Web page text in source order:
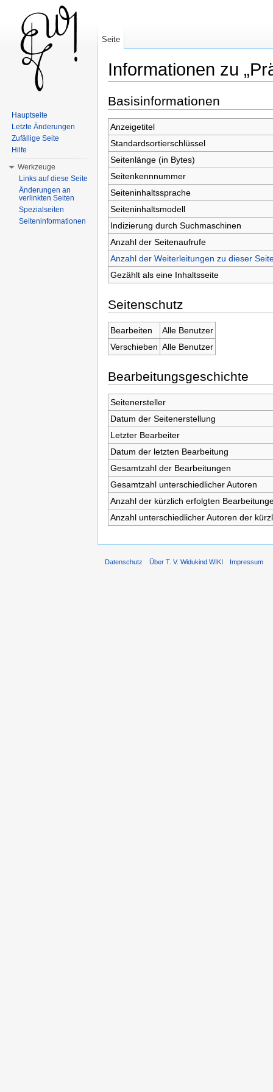
Informationen zu
Basisinformationen
Anzeigetitel
Standardsortierschlüssel
Seitenlänge (in Bytes)
Seitenkennnummer
Seiteninhaltssprache
Seiteninhaltsmodell
Indizierung durch Suchmaschinen
Anzahl der Seitenaufrufe
Anzahl der Weiterleitungen zu dieser
Gezählt als eine Inhaltsseite
Seitenschutz
Bearbeiten
Alle Benutzer
Verschieben Alle Benutzer
Bearbeitungsgeschichte
Seitenersteller
Datum der Seitenerstellung
Letzter Bearbeiter
Datum der letzten Bearbeitung
Gesamtzahl der Bearbeitungen
Gesamtzahl unterschiedlicher Autoren
Anzahl der kürzlich erfolgten
Anzahl unterschiedlicher Autoren der
Seite
Hauptseite
Letzte Änderungen
Zufällige Seite
Hilfe
Werkzeuge
Links auf diese Seite
Änderungen an
verlinkten Seiten
Spezialseiten
Seiteninformationen
Datenschutz Über T. V. Widukind WIKI Impressum